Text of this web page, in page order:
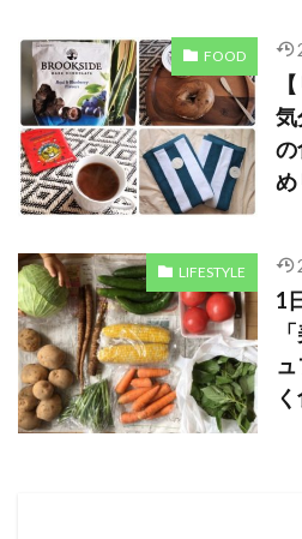
FOOD
気
の
め
LIFESTYLE
1